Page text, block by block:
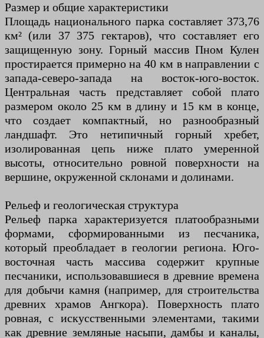
Размер и общие характеристики
Площадь национального парка составляет 373,76
км² (или 37 375 гектаров), что составляет его
защищенную зону. Горный массив Пном Кулен
простирается примерно на 40 км в направлении с
запада-северо-запада на восток-юго-восток.
Центральная часть представляет собой плато
размером около 25 км в длину и 15 км в конце,
что создает компактный, но разнообразный
ландшафт. Это нетипичный горный хребет,
изолированная цепь ниже плато умеренной
высоты, относительно ровной поверхности на
вершине, окруженной склонами и долинами.
Рельеф и геологическая структура
Рельеф парка характеризуется платообразными
формами, сформированными из песчаника,
который преобладает в геологии региона. Юго-
восточная часть массива содержит крупные
песчаники, использовавшиеся в древние времена
для добычи камня (например, для строительства
древних храмов Ангкора). Поверхность плато
ровная, с искусственными элементами, такими
как древние земляные насыпи, дамбы и каналы,